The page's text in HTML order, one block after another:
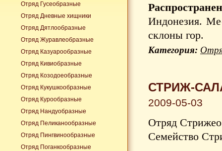
Индонезия.
склоны гор.
Категория:
СТРИЖ-
2009-05-03
Отряд
Семейство
Отряд Гусеобразные
Отряд Дневные хищники
Отряд Дятлообразные
Отряд Журавлеобразные
Отряд Казуарообразные
Отряд Кивиобразные
Отряд Козодоеобразные
Отряд Кукушкообразные
Отряд Курообразные
Отряд Нандуобразные
Отряд Пеликанообразные
Отряд Пингвинообразные
Отряд Поганкообразные